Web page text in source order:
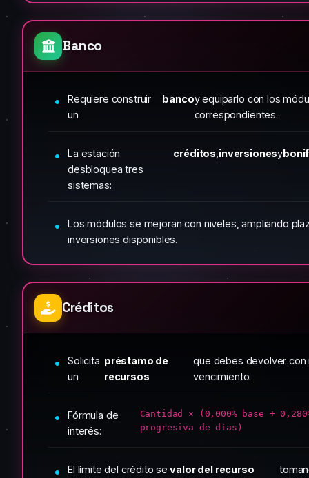
Banco
Requiere construir
un
bancoy equiparlo con los
correspondientes.
La estación
desbloquea tres
sistemas:
créditos inversionesy
Los módulos se mejoran con niveles, ampliando
inversiones disponibles.
Créditos
Solicita
un
préstamo de
recursos
que debes devolver
vencimiento.
Fórmula de
interés:
Cantidad × (0,000% base +
progresiva de días)
El límite del crédito se valor del recurso